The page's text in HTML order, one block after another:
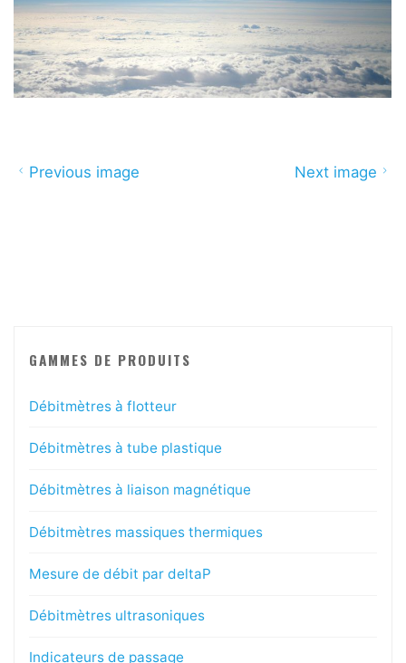
Previous image Next image
GAMMES DE PRODUITS
Débitmètres à flotteur
Débitmètres à tube plastique
Débitmètres à liaison magnétique
Débitmètres massiques thermiques
Mesure de débit par deltaP
Débitmètres ultrasoniques
Indicateurs de passage